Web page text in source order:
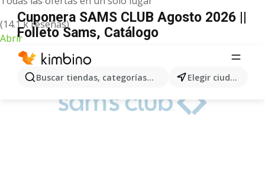
(14.1 k reseñas)
Abrir
Buscar tiendas, categorías, productos... Elegir ciudad
Cuponera SAMS CLUB Agosto 2026 ||
Folleto Sams, Catálogo